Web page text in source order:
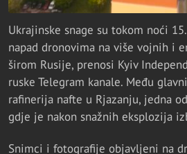
Ukrajinske snage su tokom noći
napad dronovima na više vojnih i
širom Rusije, prenosi Kyiv
ruske Telegram kanale. Među
rafinerija nafte u Rjazanju, jedna
gdje je nakon snažnih eksplozija
Snimci i fotografije objavljeni na